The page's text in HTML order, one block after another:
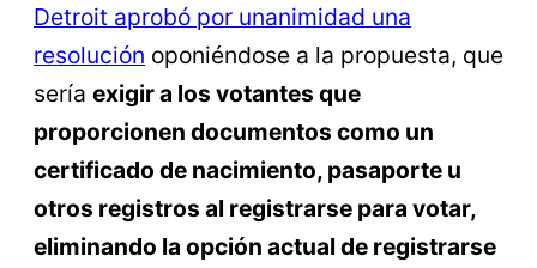
Detroit aprobó por unanimidad una
resolución oponiéndose a la propuesta, que
sería exigir a los votantes que
proporcionen documentos como un
certificado de nacimiento, pasaporte u
otros registros al registrarse para votar,
eliminando la opción actual de registrarse